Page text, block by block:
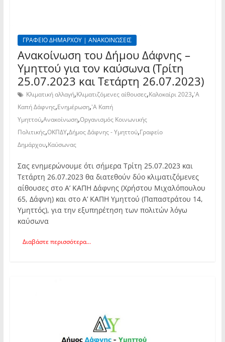
ΓΡΑΦΕΙΟ ΔΗΜΑΡΧΟΥ | ΑΝΑΚΟΙΝΩΣΕΙΣ
Ανακοίνωση του Δήμου Δάφνης –
Υμηττού για τον καύσωνα (Τρίτη
25.07.2023 και Τετάρτη 26.07.2023)
Κλιματική αλλαγή,Κλιματιζόμενες αίθουσες,Καλοκαίρι 2023,'Α
Καπή Δάφνης,Ενημέρωση,'Α Καπή
Υμηττού,Ανακοίνωση,Οργανισμός Κοινωνικής
Πολιτικής,ΟΚΠΔΥ,Δήμος Δάφνης - Υμηττού,Γραφείο
Δημάρχου,Καύσωνας
Σας ενημερώνουμε ότι σήμερα Τρίτη 25.07.2023 και
Τετάρτη 26.07.2023 θα διατεθούν δύο κλιματιζόμενες
αίθουσες στο Α’ ΚΑΠΗ Δάφνης (Χρήστου Μιχαλόπουλου
65, Δάφνη) και στο Α’ ΚΑΠΗ Υμηττού (Παπαστράτου 14,
Υμηττός), για την εξυπηρέτηση των πολιτών λόγω
καύσωνα
Διαβάστε περισσότερα...